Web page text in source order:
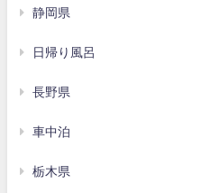
静岡県
日帰り風呂
長野県
車中泊
栃木県